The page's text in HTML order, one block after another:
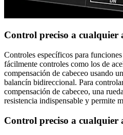
Control preciso a cualquier
Controles específicos para
fácilmente controles como los de
compensación de cabeceo usando
balancín bidireccional. Para
compensación de cabeceo, una
resistencia indispensable y permite
Control preciso a cualquier